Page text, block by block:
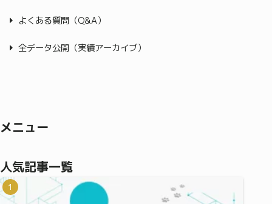
よくある質問（Q&A）
全データ公開（実績アーカイブ）
メニュー
人気記事一覧